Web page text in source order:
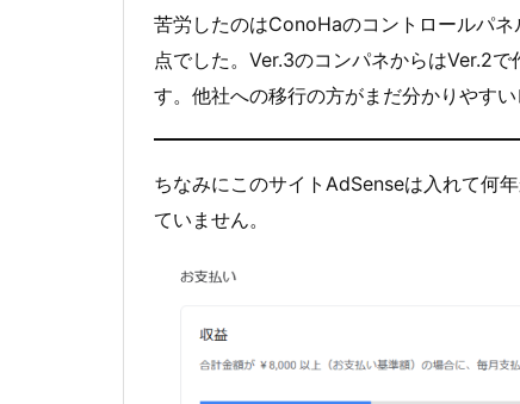
苦労したのはConoHaのコントロールパ
点でした。Ver.3のコンパネからはVer.2
す。他社への移行の方がまだ分かりやす
ちなみにこのサイトAdSenseは入れて何
ていません。